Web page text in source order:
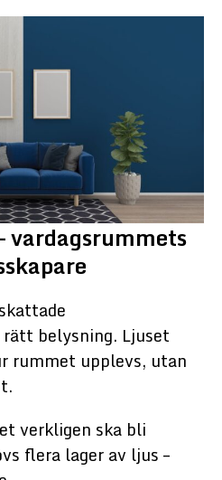
vardagsrummets
belysning. Ljuset
rummet upplevs, utan
verkligen ska bli
flera lager av ljus –